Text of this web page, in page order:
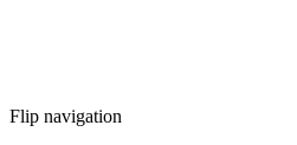
Flip navigation